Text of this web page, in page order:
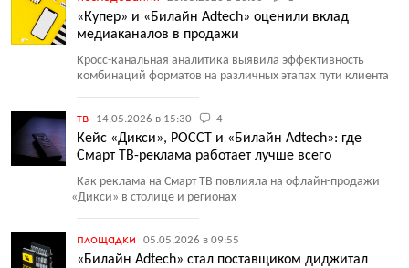
«Купер» и «Билайн Adtech» оценили вклад
медиаканалов в продажи
Кросс-канальная аналитика выявила эффективность
комбинаций форматов на различных этапах пути клиента
тв 14.05.2026 в 15:30 4
Кейс «Дикси», РОССТ и «Билайн Adtech»: где
Смарт ТВ-реклама работает лучше всего
Как реклама на Смарт ТВ повлияла на офлайн-продажи
«Дикси» в столице и регионах
площадки 05.05.2026 в 09:55
«Билайн Adtech» стал поставщиком диджитал